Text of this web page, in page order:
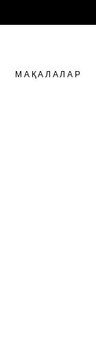
МАҚАЛАЛАР